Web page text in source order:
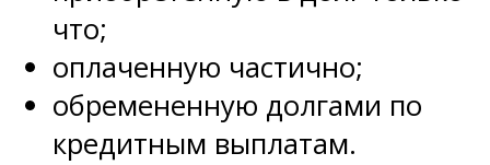
что;
оплаченную частично;
обремененную долгами по
кредитным выплатам.